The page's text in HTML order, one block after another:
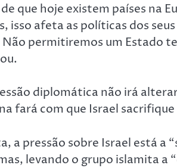
que hoje existem países na
isso afeta as políticas dos
permitiremos um Estado
diplomática não irá
fará com que Israel sacrifique
a pressão sobre Israel está a
levando o grupo islamita a